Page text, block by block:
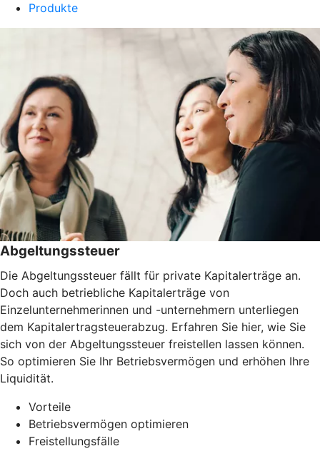
Produkte
Abgeltungssteuer
Die Abgeltungssteuer fällt für private Kapitalerträge an.
Doch auch betriebliche Kapitalerträge von
Einzelunternehmerinnen und -unternehmern unterliegen
dem Kapitalertragsteuerabzug. Erfahren Sie hier, wie Sie
sich von der Abgeltungssteuer freistellen lassen können.
So optimieren Sie Ihr Betriebsvermögen und erhöhen Ihre
Liquidität.
Vorteile
Betriebsvermögen optimieren
Freistellungsfälle